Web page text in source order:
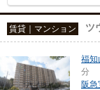
賃貸｜マンション ツ
福知
分
阪急